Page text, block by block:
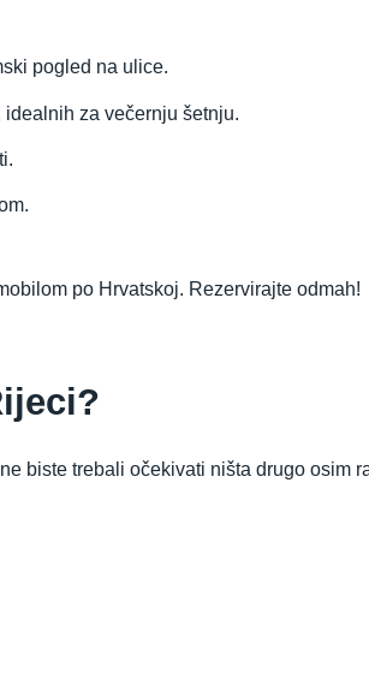
pogled na ulice.
za večernju šetnju.
po Hrvatskoj. Rezervirajte odmah!
biste trebali očekivati ništa drugo osim